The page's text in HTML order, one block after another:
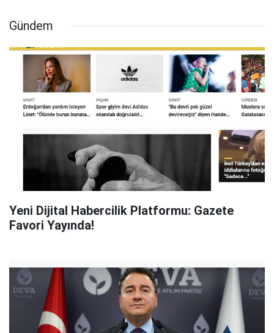
Gündem
Yeni Dijital Habercilik Platformu: Gazete
Favori Yayında!